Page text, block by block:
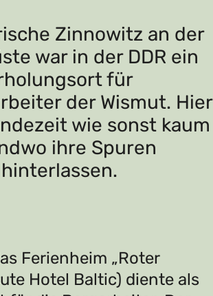
Zinnowitz an der
war in der DDR ein
für
der Wismut. Hier
wie sonst kaum
ihre Spuren
hinterlassen.
Ferienheim „Roter
Hotel Baltic) diente als